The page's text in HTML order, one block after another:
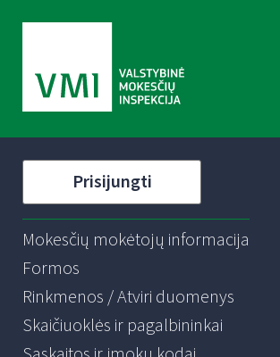
Prisijungti
Mokesčių mokėtojų informacija
Formos
Rinkmenos / Atviri duomenys
Skaičiuoklės ir pagalbininkai